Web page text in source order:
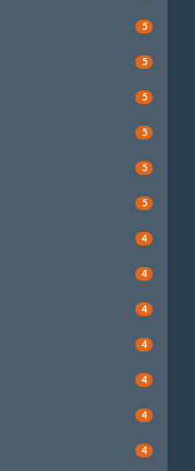
5
5
5
5
5
5
4
4
4
4
4
4
4